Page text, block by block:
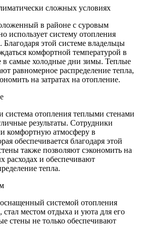
сложных условиях
в районе с суровым
использует систему отопления
этой системе владельцы
комфортной температурой в
в самые холодные дни зимы. Теплые
равномерное распределение тепла,
на затратах на отопление.
система отопления теплыми стенами
результаты. Сотрудники
комфортную атмосферу в
обеспечивается благодаря этой
также позволяют сэкономить на
расходах и обеспечивают
тепла.
системой отопления
местом отдыха и уюта для его
стены не только обеспечивают